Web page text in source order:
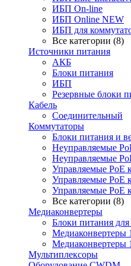
ИБП On-line
ИБП Online NEW
ИБП для
Все категории (8)
Источники питания
АКБ
Блоки питания
ИБП
Резервные блоки
Кабель
Соединительный
Коммутаторы
Блоки питания и
Неуправляемые
Неуправляемые
Управляемые PoE
Управляемые PoE
Управляемые PoE
Все категории (8)
Медиаконвертеры
Блоки питания
Медиаконвертеры
Медиаконвертеры
Мультиплексоры